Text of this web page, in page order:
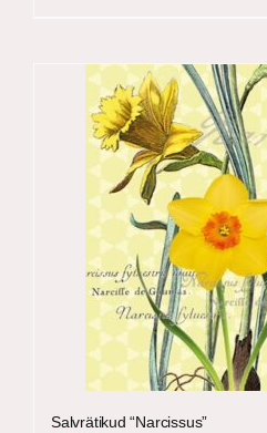
Salvrätikud “Narcissus”